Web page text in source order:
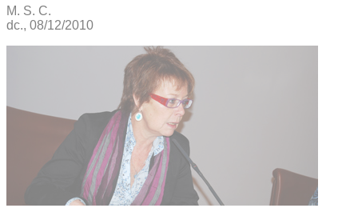
M. S. C.
dc., 08/12/2010